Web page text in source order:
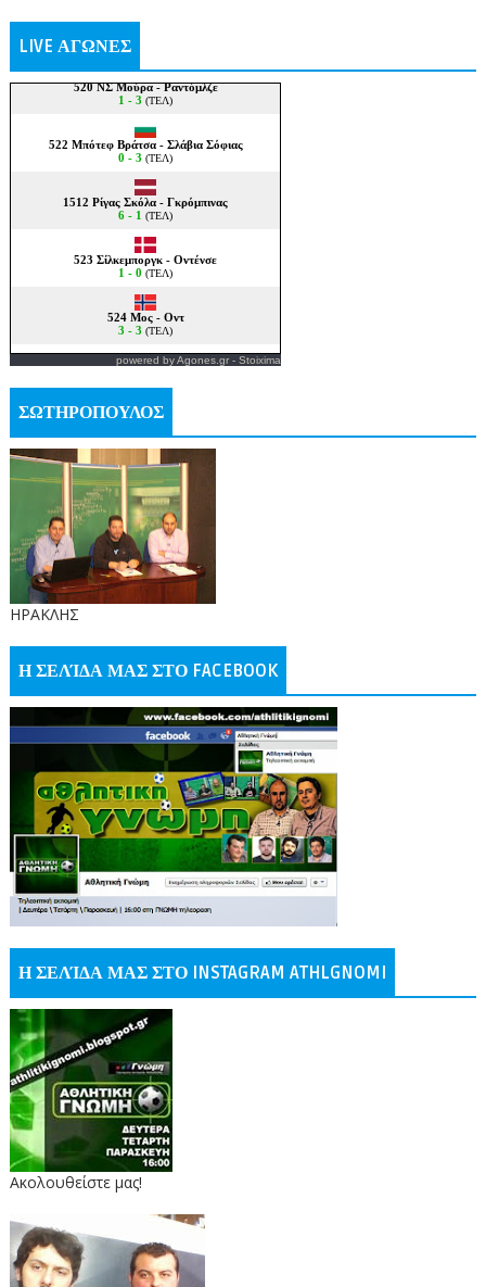
LIVE ΑΓΩΝΕΣ
powered byAgones.gr- Stoixima
ΣΩΤΗΡΟΠΟΥΛΟΣ
ΗΡΑΚΛΗΣ
Η ΣΕΛΊΔΑ ΜΑΣ ΣΤΟ FACEBOOK
Η ΣΕΛΊΔΑ ΜΑΣ ΣΤΟ INSTAGRAM ATHLGNOMI
Ακολουθείστε μας!